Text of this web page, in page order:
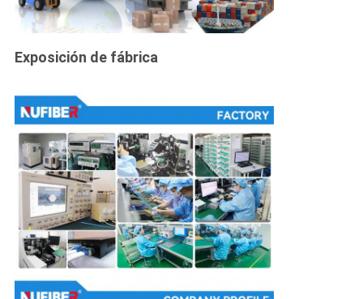
Exposición de fábrica